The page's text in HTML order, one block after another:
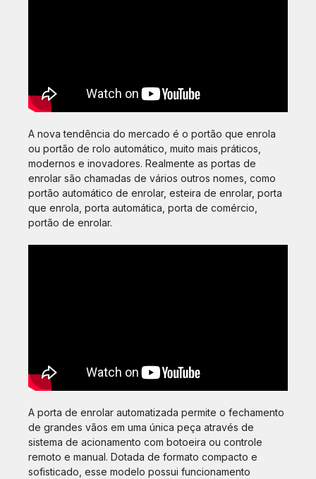
A nova tendência do mercado é o portão que enrola
ou portão de rolo automático, muito mais práticos,
modernos e inovadores. Realmente as portas de
enrolar são chamadas de vários outros nomes, como
portão automático de enrolar, esteira de enrolar, porta
que enrola, porta automática, porta de comércio,
portão de enrolar.
A porta de enrolar automatizada permite o fechamento
de grandes vãos em uma única peça através de
sistema de acionamento com botoeira ou controle
remoto e manual. Dotada de formato compacto e
sofisticado, esse modelo possui funcionamento